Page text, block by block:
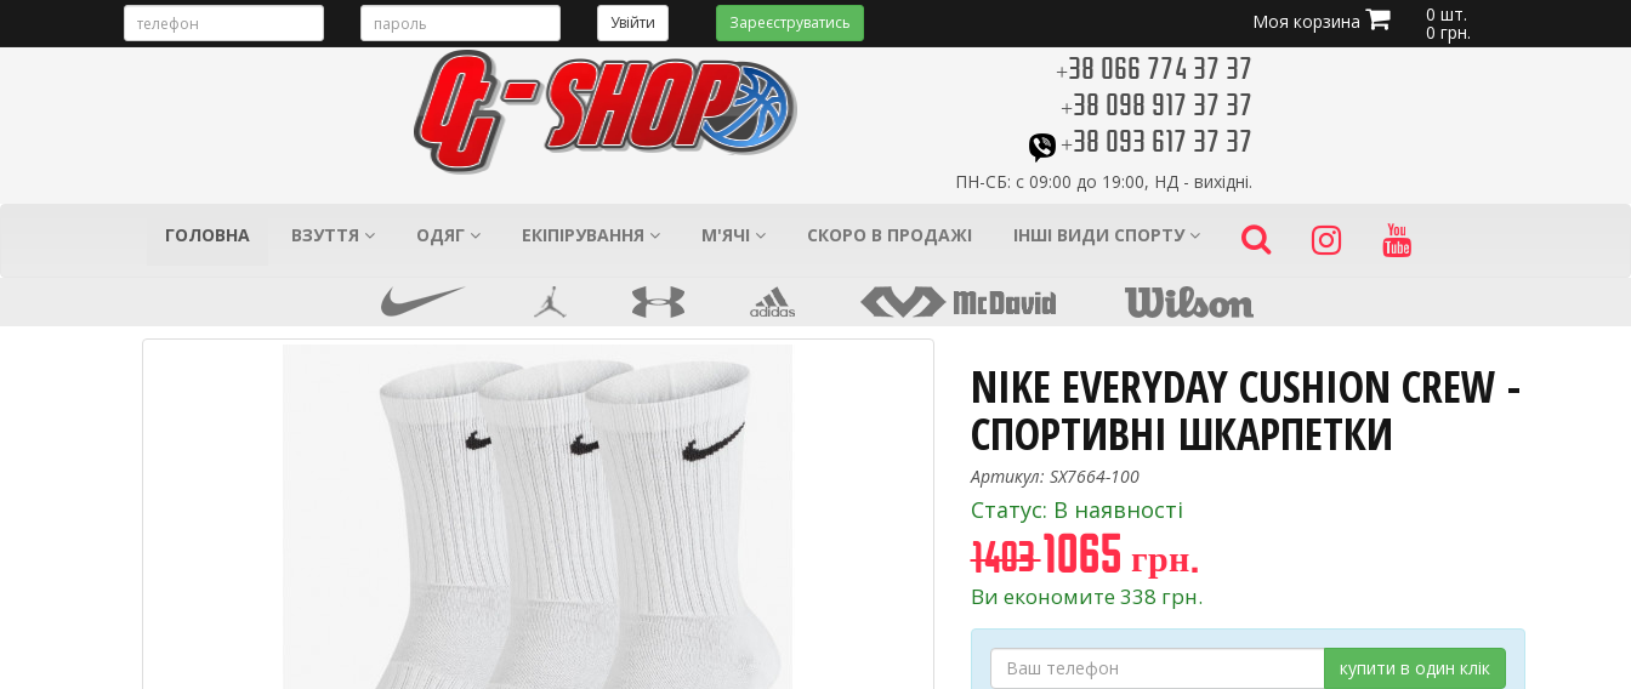
Увійти Зареєструватись Моя корзина 0 шт.
0 грн.
+38 066 774 37 37
+38 098 917 37 37
+38 093 617 37 37
ПН-СБ: с 09:00 до 19:00, НД - вихідні.
ГОЛОВНА ВЗУТТЯ ОДЯГ ЕКІПІРУВАННЯ М'ЯЧІ СКОРО В ПРОДАЖІ ІНШІ ВИДИ СПОРТУ
NIKE EVERYDAY CUSHION CREW -
СПОРТИВНІ ШКАРПЕТКИ
Артикул: SX7664-100
Статус: В наявності
14031065 грн.
Ви економите 338 грн.
купити в один клік